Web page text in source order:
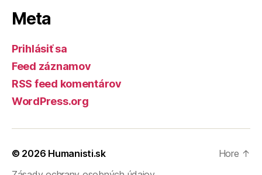
Meta
Prihlásiť sa
Feed záznamov
RSS feed komentárov
WordPress.org
© 2026 Humanisti.sk
Hore ↑